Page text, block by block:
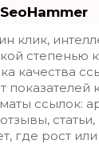
степенью
качества
ссылок:
где рост